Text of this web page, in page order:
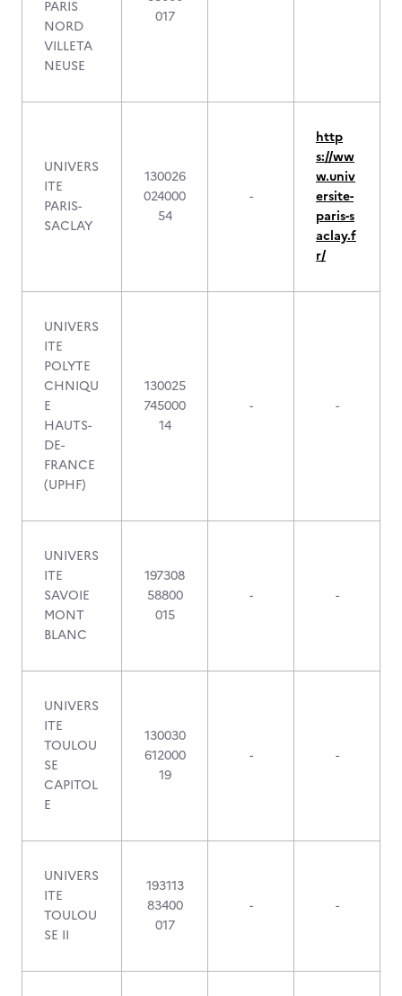
PARIS
NORD
VILLETA
NEUSE
017
UNIVERS
ITE
PARIS-
SACLAY
130026
024000
54
-
http
s://ww
w.univ
ersite-
paris-s
aclay.f
r/
UNIVERS
ITE
POLYTE
CHNIQU
E
HAUTS-
DE-
FRANCE
(UPHF)
130025
745000
14
- -
UNIVERS
ITE
SAVOIE
MONT
BLANC
197308
58800
015
- -
UNIVERS
ITE
TOULOU
SE
CAPITOL
E
130030
612000
19
- -
UNIVERS
ITE
TOULOU
SE II
193113
83400
017
- -